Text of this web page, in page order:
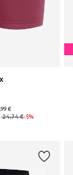
12
S, M, XL
€
24,74 €-5%